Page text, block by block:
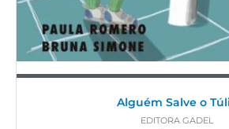
Alguém Salve o
EDITORA GADEL